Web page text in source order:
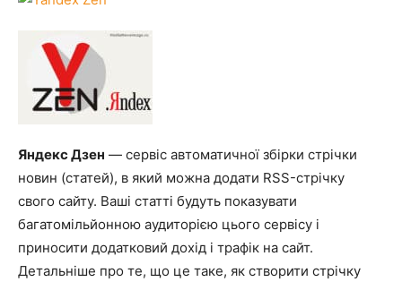
Яндекс Дзен — сервіс автоматичної збірки стрічки
новин (статей), в який можна додати RSS-стрічку
свого сайту. Ваші статті будуть показувати
багатомільйонною аудиторією цього сервісу і
приносити додатковий дохід і трафік на сайт.
Детальніше про те, що це таке, як створити стрічку